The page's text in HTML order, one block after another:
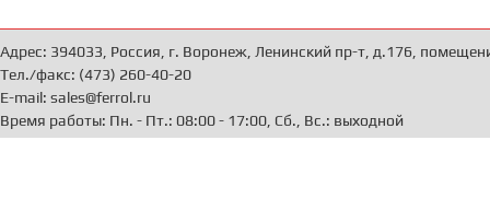
Адрес: 394033, Россия, г. Воронеж, Ленинский пр-т, д.176,
Тел./факс: (473) 260-40-20
E-mail: sales@ferrol.ru
Время работы: Пн. - Пт.: 08:00 - 17:00, Сб., Вс.: выходной